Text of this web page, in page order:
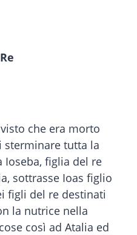
che era morto
sterminare tutta la
Ioseba, figlia del re
sottrasse Ioas figlio
figli del re destinati
la nutrice nella
così ad Atalia ed